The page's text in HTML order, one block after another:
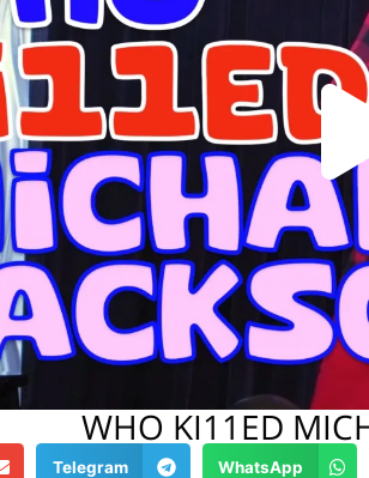
WHO KI11ED
WhatsApp
Telegram